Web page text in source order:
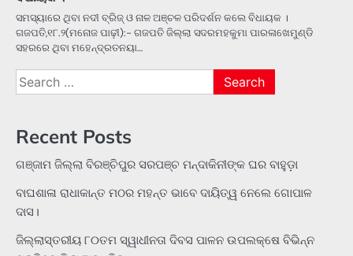
ସମସ୍ୟାରେ ଥିବା ନଦୀ ବ୍ରିଜ୍ ଓ ନାଳ ଅଞ୍ଚଳ ପରିଦର୍ଶନ କଲେ ବିଧାୟକ ।
ଗଜପତି,୧୮.୨(ମନୋଜ ପାଢ଼ୀ):- ଗଜପତି ଜିଲ୍ଲା ସଦରମହକୁମା ପାରଳାଖେମୁଣ୍ଡି
ସହରରେ ଥିବା ମହେନ୍ଦ୍ରତନୟା…
Search
for:
Recent Posts
ଗଞ୍ଜାମ ଜିଲ୍ଲା ବିରଞ୍ଚିପୁର ସରପଞ୍ଚ ମନ୍ଦାକିନୀଙ୍କ ଘର ବାହୁଡ଼ା
ବାଘଶାଳା ରାଧାକାନ୍ତ ମଠର ମହନ୍ତ ଭାବେ ଦାୟିତ୍ୱ ନେଲେ ଗୋପାଳ
ଦାସ।
ଜିଲ୍ଲାସ୍ତରୀୟ ୮୦ତମ ସ୍ୱାଧୀନତା ଦିବସ ପାଳନ ଉପଲକ୍ଷେ ବିଭିନ୍ନ